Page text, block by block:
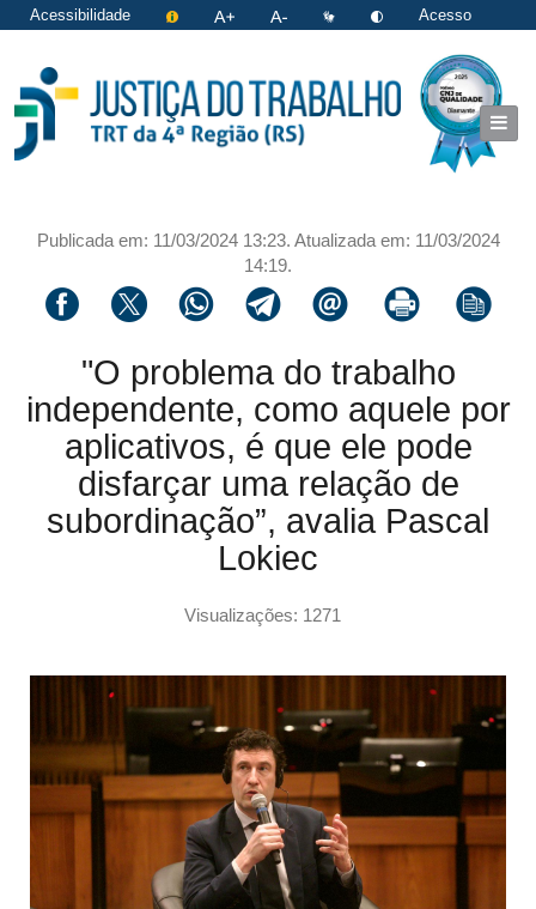
Acessibilidade
Acesso
Publicada em: 11/03/2024 13:23. Atualizada em: 11/03/2024
14:19.
Compartilhar via facebook
Compartilhar via twitter
Compartilhar via whatsapp
Compartilhar via telegram
Compartilhar via email
Imprimir a página
Copiar
"O problema do trabalho
independente, como aquele por
aplicativos, é que ele pode
disfarçar uma relação de
subordinação”, avalia Pascal
Lokiec
Visualizações: 1271